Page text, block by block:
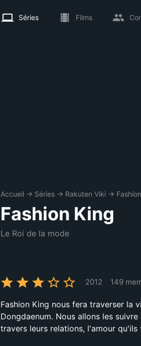
Séries Films
Accueil → Séries → Rakuten Viki →
Fashion King
Le Roi de la mode
2012 149
Fashion King nous fera traverser la
Dongdaenum. Nous allons les
travers leurs relations, l'amour